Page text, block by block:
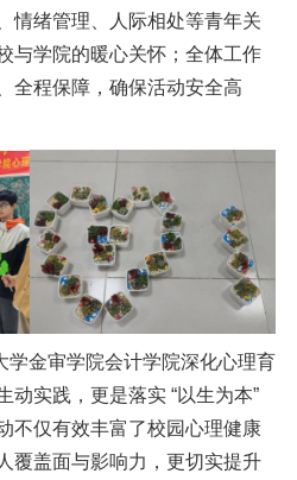
情绪管理、人际相处等青年关
与学院的暖心关怀；全体工作
全程保障，确保活动安全高
金审学院会计学院深化心理育
动实践，更是落实 “以生为本”
不仅有效丰富了校园心理健康
覆盖面与影响力，更切实提升